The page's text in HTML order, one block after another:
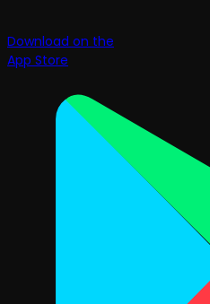
Download on the
App Store